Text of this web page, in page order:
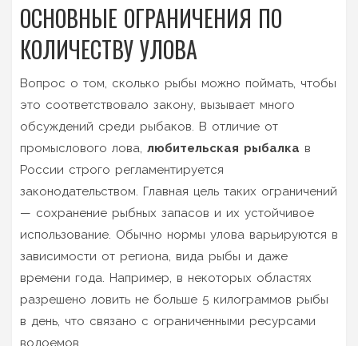
ОСНОВНЫЕ ОГРАНИЧЕНИЯ ПО
КОЛИЧЕСТВУ УЛОВА
Вопрос о том, сколько рыбы можно поймать, чтобы
это соответствовало закону, вызывает много
обсуждений среди рыбаков. В отличие от
промыслового лова, любительская рыбалка в
России строго регламентируется
законодательством. Главная цель таких ограничений
— сохранение рыбных запасов и их устойчивое
использование. Обычно нормы улова варьируются в
зависимости от региона, вида рыбы и даже
времени года. Например, в некоторых областях
разрешено ловить не больше 5 килограммов рыбы
в день, что связано с ограниченными ресурсами
водоемов.